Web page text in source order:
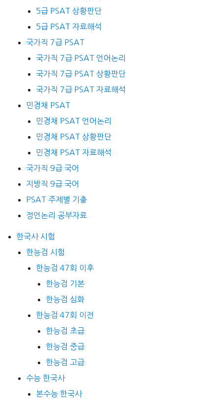
5급 PSAT 상황판단
5급 PSAT 자료해석
국가직 7급 PSAT
국가직 7급 PSAT 언어논리
국가직 7급 PSAT 상황판단
국가직 7급 PSAT 자료해석
민경채 PSAT
민경채 PSAT 언어논리
민경채 PSAT 상황판단
민경채 PSAT 자료해석
국가직 9급 국어
지방직 9급 국어
PSAT 주제별 기출
정언논리 공부자료
한국사 시험
한능검 시험
한능검 47회 이후
한능검 기본
한능검 심화
한능검 47회 이전
한능검 초급
한능검 중급
한능검 고급
수능 한국사
본수능 한국사